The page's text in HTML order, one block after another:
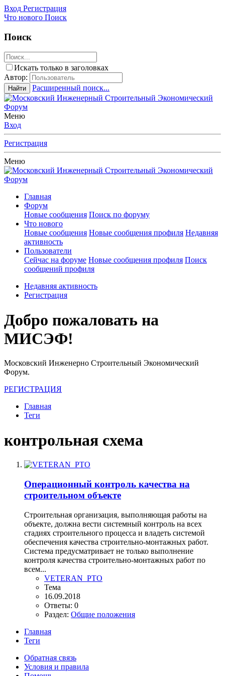
Вход Регистрация
Что нового Поиск
Поиск
Искать только в заголовках
Автор:
Найти Расширенный поиск...
Меню
Вход
Регистрация
Меню
Главная
Форум
Новые сообщения Поиск по форуму
Что нового
Новые сообщения Новые сообщения профиля Недавняя
активность
Пользователи
Сейчас на форуме Новые сообщения профиля Поиск
сообщений профиля
Недавняя активность
Регистрация
Добро пожаловать на
МИСЭФ!
Московский Инженерно Строительный Экономический
Форум.
РЕГИСТРАЦИЯ
Главная
Теги
контрольная схема
Операционный контроль качества на
строительном объекте
Строительная организация, выполняющая работы на
объекте, должна вести системный контроль на всех
стадиях строительного процесса и владеть системой
обеспечения качества строительно-монтажных работ.
Система предусматривает не только выполнение
контроля качества строительно-монтажных работ по
всем...
VETERAN_PTO
Тема
16.09.2018
Ответы: 0
Раздел: Общие положения
Главная
Теги
Обратная связь
Условия и правила